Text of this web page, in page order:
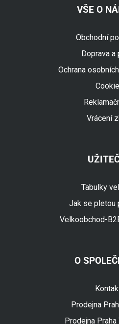
VŠE O
Obchodní
Doprava a
Ochrana
Vrácení
Tabulky
Jak se pletou
Velkoobchod-
O
Prodejna
Prodejna Praha